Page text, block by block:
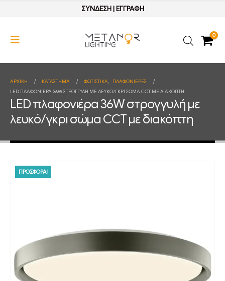
ΣΥΝΔΕΣΗ| ΕΓΓΡΑΦΗ
0
ΑΡΧΙΚΉ ΚΑΤΆΣΤΗΜΑ ΦΩΤΙΣΤΙΚΑ,
ΠΛΑΦΟΝΙΕΡΕΣ
LED ΠΛΑΦΟΝΙΈΡΑ 36W ΣΤΡΟΓΓΥΛΉ ΜΕ ΛΕΥΚΌ/ΓΚΡΙ ΣΏΜΑ CCT ΜΕ ΔΙΑΚΌΠΤΗ
LED πλαφονιέρα 36W στρογγυλή με
λευκό/γκρι σώμα CCT με διακόπτη
ΠΡΟΣΦΟΡΑ!